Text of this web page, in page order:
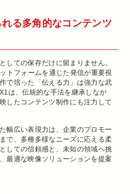
る多角的なコンテンツ
しての保存だけに留まりません。
トフォームを通じた発信が重要視
で培った「伝える力」は強力な武
は、伝統的な手法を継承しなが
したコンテンツ制作にも注力して
幅広い表現力は、企業のプロモー
で、多種多様なニーズに応える柔
しての信頼感と、未知の領域へ挑
最適な映像ソリューションを提案